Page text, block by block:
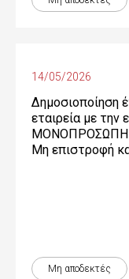
14/05/2026
Δημοσιοποίηση
εταιρεία με
ΜΟΝΟΠΡΟΣΩΠΗ
Μη επιστροφή
Μη αποδεκτές